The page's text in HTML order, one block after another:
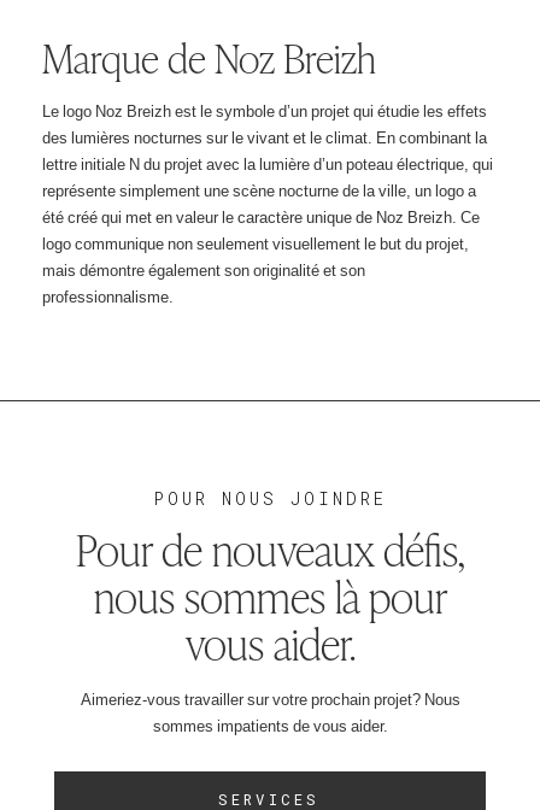
Marque de Noz Breizh
Le logo Noz Breizh est le symbole d’un projet qui étudie les effets
des lumières nocturnes sur le vivant et le climat. En combinant la
lettre initiale N du projet avec la lumière d’un poteau électrique, qui
représente simplement une scène nocturne de la ville, un logo a
été créé qui met en valeur le caractère unique de Noz Breizh. Ce
logo communique non seulement visuellement le but du projet,
mais démontre également son originalité et son
professionnalisme.
POUR NOUS JOINDRE
Pour de nouveaux défis,
nous sommes là pour
vous aider.
Aimeriez-vous travailler sur votre prochain projet? Nous
sommes impatients de vous aider.
SERVICES